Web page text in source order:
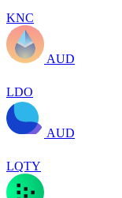
KNC
AUD
LDO
AUD
LQTY